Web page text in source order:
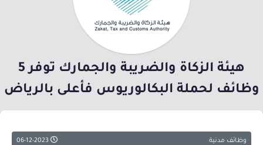
هيئة الزكاة والضريبة والجمارك توفر 5
وظائف لحملة البكالوريوس فأعلى بالرياض
وظائف مدنية